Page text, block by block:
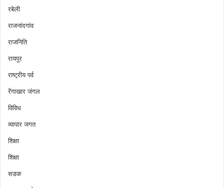
रबेली
राजनांदगांव
राजनिति
रायपुर
राष्ट्रीय पर्व
रेंगाखार जंगल
विविध
व्यापार जगत
शिक्षा
शिक्षा
सडक